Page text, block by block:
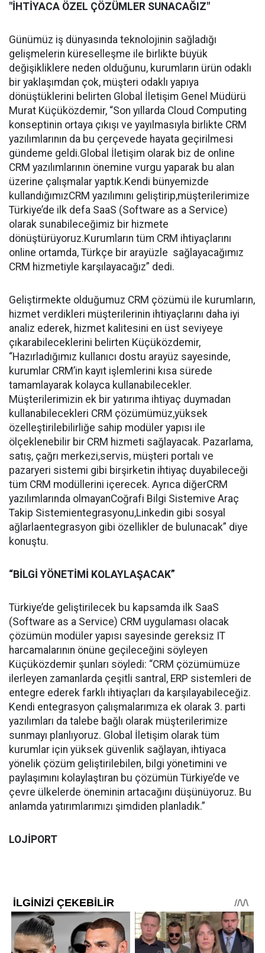
"İHTİYACA ÖZEL ÇÖZÜMLER SUNACAĞIZ"
Günümüz iş dünyasında teknolojinin sağladığı
gelişmelerin küreselleşme ile birlikte büyük
değişikliklere neden olduğunu, kurumların ürün odaklı
bir yaklaşımdan çok, müşteri odaklı yapıya
dönüştüklerini belirten Global İletişim Genel Müdürü
Murat Küçüközdemir, “Son yıllarda Cloud Computing
konseptinin ortaya çıkışı ve yayılmasıyla birlikte CRM
yazılımlarının da bu çerçevede hayata geçirilmesi
gündeme geldi.Global İletişim olarak biz de online
CRM yazılımlarının önemine vurgu yaparak bu alan
üzerine çalışmalar yaptık.Kendi bünyemizde
kullandığımızCRM yazılımını geliştirip,müşterilerimize
Türkiye’de ilk defa SaaS (Software as a Service)
olarak sunabileceğimiz bir hizmete
dönüştürüyoruz.Kurumların tüm CRM ihtiyaçlarını
online ortamda, Türkçe bir arayüzle sağlayacağımız
CRM hizmetiyle karşılayacağız” dedi.
Geliştirmekte olduğumuz CRM çözümü ile kurumların,
hizmet verdikleri müşterilerinin ihtiyaçlarını daha iyi
analiz ederek, hizmet kalitesini en üst seviyeye
çıkarabileceklerini belirten Küçüközdemir,
“Hazırladığımız kullanıcı dostu arayüz sayesinde,
kurumlar CRM’in kayıt işlemlerini kısa sürede
tamamlayarak kolayca kullanabilecekler.
Müşterilerimizin ek bir yatırıma ihtiyaç duymadan
kullanabilecekleri CRM çözümümüz,yüksek
özelleştirilebilirliğe sahip modüler yapısı ile
ölçeklenebilir bir CRM hizmeti sağlayacak. Pazarlama,
satış, çağrı merkezi,servis, müşteri portalı ve
pazaryeri sistemi gibi birşirketin ihtiyaç duyabileceği
tüm CRM modüllerini içerecek. Ayrıca diğerCRM
yazılımlarında olmayanCoğrafi Bilgi Sistemive Araç
Takip Sistemientegrasyonu,Linkedin gibi sosyal
ağlarlaentegrasyon gibi özellikler de bulunacak” diye
konuştu.
“BİLGİ YÖNETİMİ KOLAYLAŞACAK”
Türkiye’de geliştirilecek bu kapsamda ilk SaaS
(Software as a Service) CRM uygulaması olacak
çözümün modüler yapısı sayesinde gereksiz IT
harcamalarının önüne geçileceğini söyleyen
Küçüközdemir şunları söyledi: “CRM çözümümüze
ilerleyen zamanlarda çeşitli santral, ERP sistemleri de
entegre ederek farklı ihtiyaçları da karşılayabileceğiz.
Kendi entegrasyon çalışmalarımıza ek olarak 3. parti
yazılımları da talebe bağlı olarak müşterilerimize
sunmayı planlıyoruz. Global İletişim olarak tüm
kurumlar için yüksek güvenlik sağlayan, ihtiyaca
yönelik çözüm geliştirilebilen, bilgi yönetimini ve
paylaşımını kolaylaştıran bu çözümün Türkiye’de ve
çevre ülkelerde öneminin artacağını düşünüyoruz. Bu
anlamda yatırımlarımızı şimdiden planladık.”
LOJİPORT